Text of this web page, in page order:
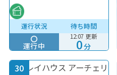
運行状況
運行中
待ち時間
12:07 更新
0分
30